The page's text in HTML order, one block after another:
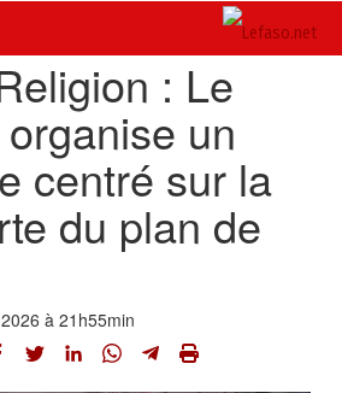
: Le
un
centré sur la
du plan de
à 21h55min